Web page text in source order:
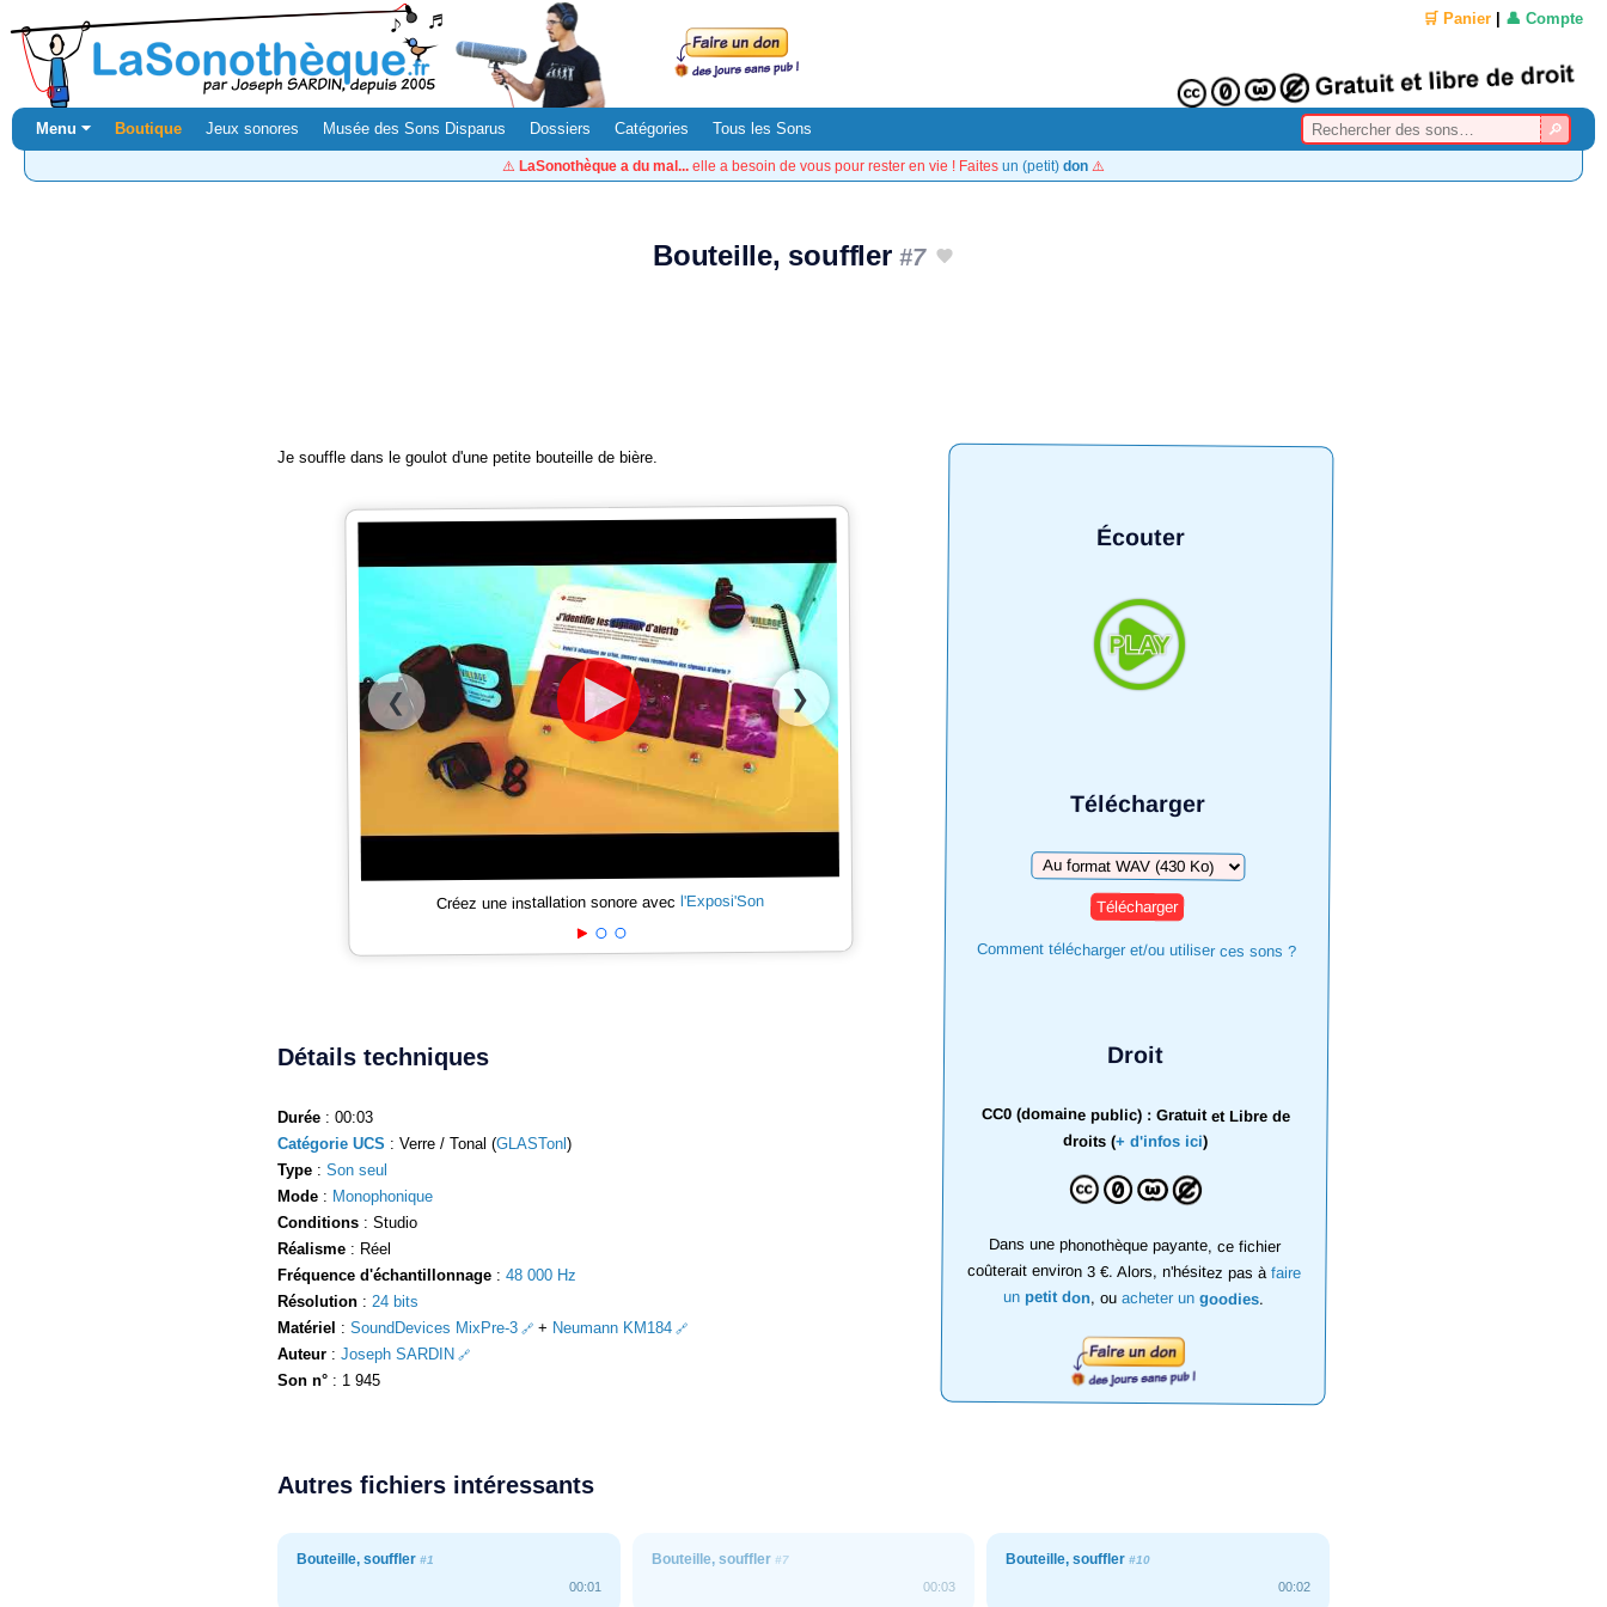
🛒 Panier 👤 Compte
Menu ⏷ Boutique Jeux sonores Musée des Sons Disparus Dossiers Catégories Tous les Sons
⚠️ LaSonothèque a du mal... elle a besoin de vous pour rester en vie ! Faites un (petit) don ⚠️
Bouteille, souffler#7
Écouter
Télécharger
Télécharger
Comment télécharger et/ou utiliser ces sons ?
Droit
CC0 (domaine public) : Gratuit et Libre de
droits (+ d'infos ici)
Dans une phonothèque payante, ce fichier
coûterait environ 3 €. Alors, n'hésitez pas àfaire
un petit don, ouacheter ungoodies.
Je souffle dans le goulot d'une petite bouteille de bière.
❮ ❯
Créez une installation sonore avecl'Exposi'Son
Détails techniques
Durée : 00:03
Catégorie UCS : Verre / Tonal (GLASTonl)
Type : Son seul
Mode : Monophonique
Conditions : Studio
Réalisme : Réel
Fréquence d'échantillonnage : 48 000 Hz
Résolution : 24 bits
Matériel : SoundDevices MixPre-3 + Neumann KM184
Auteur : Joseph SARDIN
Son n° : 1 945
Autres fichiers intéressants
Bouteille, souffler #1
00:01
Bouteille, souffler #7
00:03
Bouteille, souffler#10
00:02